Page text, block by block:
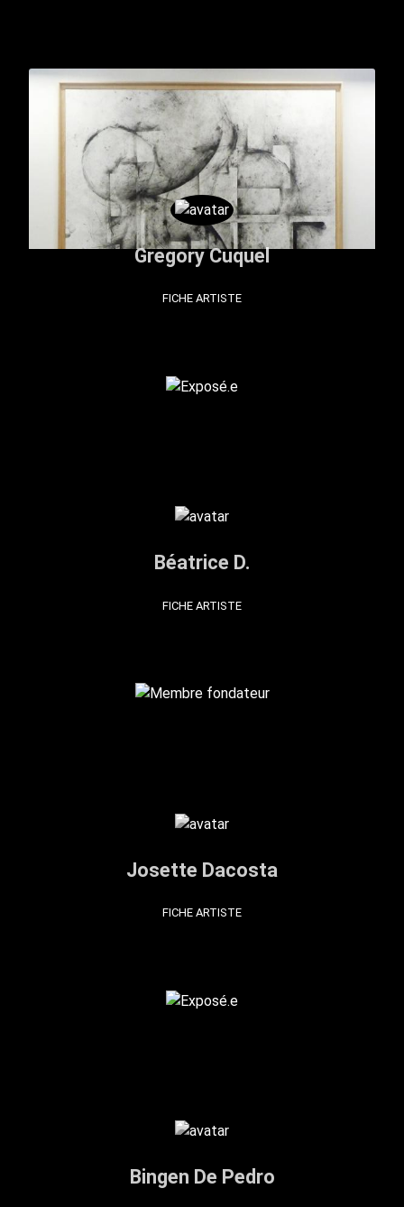
Gregory Cuquel
FICHE ARTISTE
Béatrice D.
FICHE ARTISTE
Josette Dacosta
FICHE ARTISTE
Bingen De Pedro